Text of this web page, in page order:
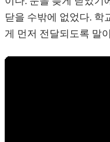
닫을 수밖에 없었다. 학
게 먼저 전달되도록 말